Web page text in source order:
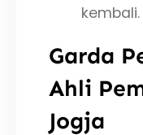
kembali.
Garda
Ahli
Jogja